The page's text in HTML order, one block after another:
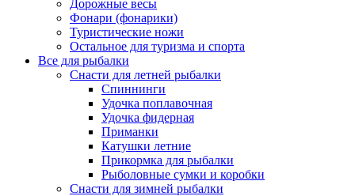
Дорожные весы
Фонари (фонарики)
Туристические ножи
Остальное для туризма и спорта
Все для рыбалки
Снасти для летней рыбалки
Спиннинги
Удочка поплавочная
Удочка фидерная
Приманки
Катушки летние
Прикормка для рыбалки
Рыболовные сумки и коробки
Снасти для зимней рыбалки